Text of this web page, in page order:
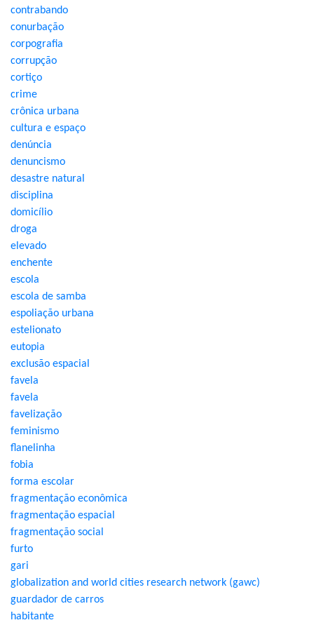
contrabando
conurbação
corpografia
corrupção
cortiço
crime
crônica urbana
cultura e espaço
denúncia
denuncismo
desastre natural
disciplina
domicílio
droga
elevado
enchente
escola
escola de samba
espoliação urbana
estelionato
eutopia
exclusão espacial
favela
favela
favelização
feminismo
flanelinha
fobia
forma escolar
fragmentação econômica
fragmentação espacial
fragmentação social
furto
gari
globalization and world cities research network (gawc)
guardador de carros
habitante